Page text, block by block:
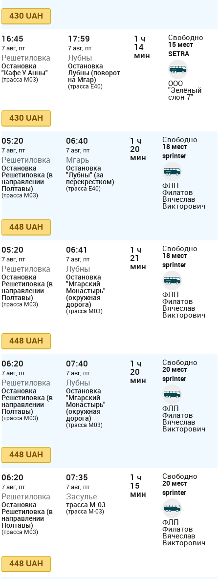
430 UAH
16:45
7 авг, пт
Решетиловка
Остановка
"Кафе У Анны"
(трасса М03)
17:59
7 авг, пт
Лубны
Остановка
Лубны (поворот
на Мгар)
(трасса Е40)
1 ч
14
мин
Свободно
15 мест
SETRA
ООО
"Зелёный
слон 7"
430 UAH
05:20
7 авг, пт
Решетиловка
Остановка
Решетиловка (в
направлении
Полтавы)
(трасса М03)
06:40
7 авг, пт
Мгарь
Остановка
"Лубны" (за
перекрестком)
(трасса E40)
1 ч
20
мин
Свободно
18 мест
sprinter
ФЛП
Филатов
Вячеслав
Викторович
448 UAH
05:20
7 авг, пт
Решетиловка
Остановка
Решетиловка (в
направлении
Полтавы)
(трасса М03)
06:41
7 авг, пт
Лубны
Остановка
"Мгарский
Монастырь"
(окружная
дорога)
(трасса М03)
1 ч
21
мин
Свободно
18 мест
sprinter
ФЛП
Филатов
Вячеслав
Викторович
448 UAH
06:20
7 авг, пт
Решетиловка
Остановка
Решетиловка (в
направлении
Полтавы)
(трасса М03)
07:40
7 авг, пт
Лубны
Остановка
"Мгарский
Монастырь"
(окружная
дорога)
(трасса М03)
1 ч
20
мин
Свободно
20 мест
sprinter
ФЛП
Филатов
Вячеслав
Викторович
448 UAH
06:20
7 авг, пт
Решетиловка
Остановка
Решетиловка (в
направлении
Полтавы)
(трасса М03)
07:35
7 авг, пт
Засулье
трасса М-03
(трасса М-03)
1 ч
15
мин
Свободно
20 мест
sprinter
ФЛП
Филатов
Вячеслав
Викторович
448 UAH